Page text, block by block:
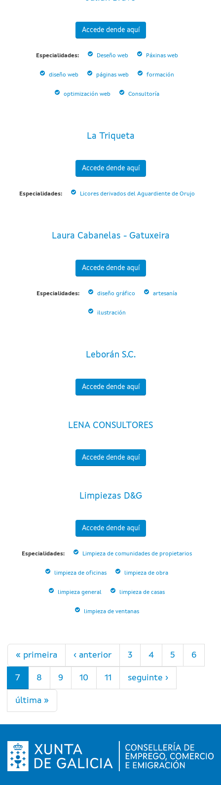
Accede dende aquí
Especialidades: Deseño web Páxinas web
diseño web páginas web formación
optimización web Consultoría
La Triqueta
Accede dende aquí
Especialidades: Licores derivados del Aguardiente de Orujo
Laura Cabanelas - Gatuxeira
Accede dende aquí
Especialidades: diseño gráfico artesanía
ilustración
Leborán S.C.
Accede dende aquí
LENA CONSULTORES
Accede dende aquí
Limpiezas D&G
Accede dende aquí
Especialidades: Limpieza de comunidades de propietarios
limpieza de oficinas limpieza de obra
limpieza general limpieza de casas
limpieza de ventanas
Páxinas
« primeira ‹ anterior 3 4 5 6
7 8 9 10 11 seguinte ›
última »